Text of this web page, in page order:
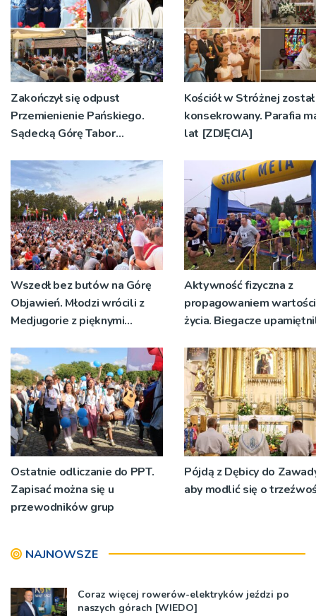
Zakończył się odpust
Przemienienie Pańskiego.
Sądecką Górę Tabor
pielgrzymów
Kościół w Stróżnej został
konsekrowany. Parafia
lat [ZDJĘCIA]
Wszedł bez butów na Górę
Objawień. Młodzi wrócili z
Medjugorie z pięknymi
Aktywność fizyczna z
propagowaniem wartości
życia. Biegacze
Ostatnie odliczanie do PPT.
Zapisać można się u
przewodników grup
Pójdą z Dębicy do
aby modlić się o
NAJNOWSZE
Coraz więcej rowerów-elektryków jeździ po
naszych górach [WIEDO]